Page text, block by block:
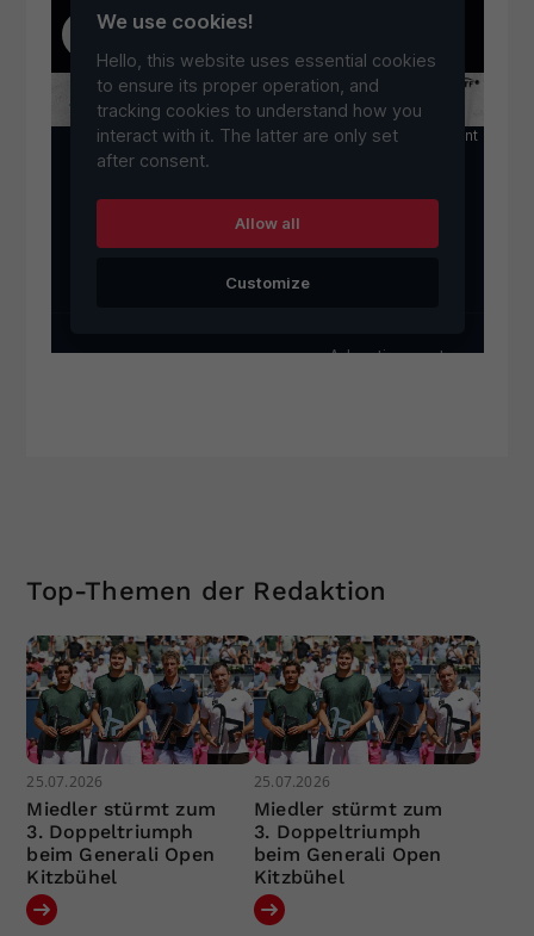
Top-Themen der Redaktion
25.07.2026
Miedler stürmt zum
3. Doppeltriumph
beim Generali Open
Kitzbühel
25.07.2026
Miedler stürmt zum
3. Doppeltriumph
beim Generali Open
Kitzbühel